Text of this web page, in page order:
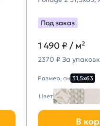
Под заказ
1 490 ₽ / м²
2370 ₽ За
Размер, см 31,5х63
Цвет
В